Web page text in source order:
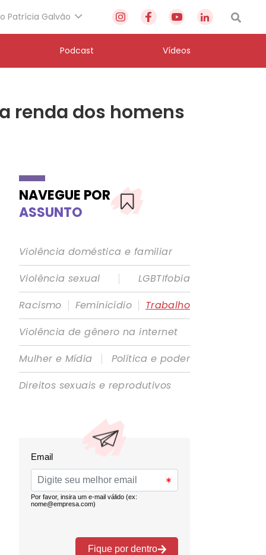
Patrícia Galvão
Podcast Vídeos
renda dos homens
NAVEGUE POR
ASSUNTO
Violência doméstica e familiar
Violência sexual
|
LGBTIfobia
Racismo | Feminicídio | Trabalho
Violência de gênero na internet
Mulher e Mídia
|
Política e poder
Direitos sexuais e reprodutivos